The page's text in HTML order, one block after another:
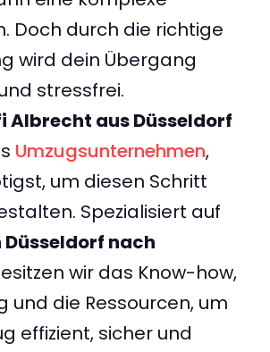
Doch durch die richtige
wird dein Übergang
stressfrei.
Albrecht aus Düsseldorf
Umzugsunternehmen,
um diesen Schritt
Spezialisiert auf
Düsseldorf nach
wir das Know-how,
und die Ressourcen, um
effizient, sicher und